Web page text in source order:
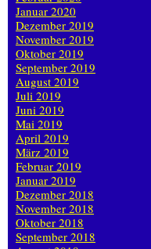
Januar 2020
Dezember 2019
November 2019
Oktober 2019
September 2019
August 2019
Juli 2019
Juni 2019
Mai 2019
April 2019
März 2019
Februar 2019
Januar 2019
Dezember 2018
November 2018
Oktober 2018
September 2018